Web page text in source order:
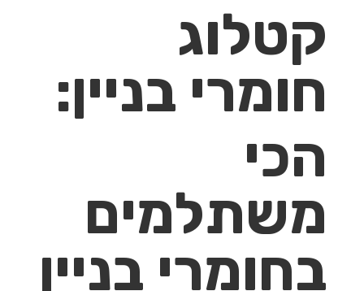
קטלוג
חומרי בניין:
הכי
משתלמים
בחומרי בניין